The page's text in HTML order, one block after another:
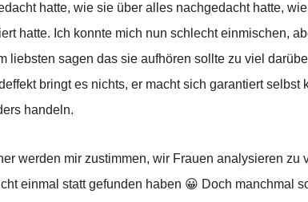
hatte, wie sie über alles nachgedacht hatte,
hatte. Ich konnte mich nun schlecht einmischen,
liebsten sagen das sie aufhören sollte zu viel
bringt es nichts, er macht sich garantiert selbst
handeln.
werden mir zustimmen, wir Frauen analysieren zu
einmal statt gefunden haben 😀 Doch manchmal